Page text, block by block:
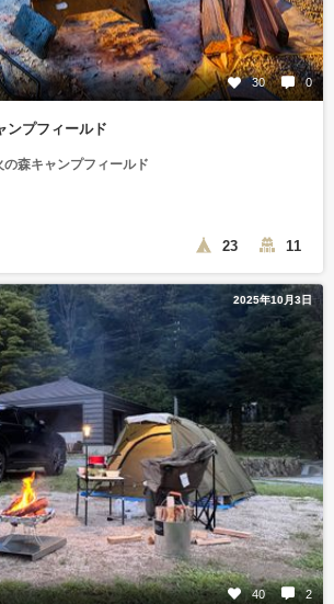
30 0
ンプフィールド
森キャンプフィールド
23 11
2025年10月3日
40 2